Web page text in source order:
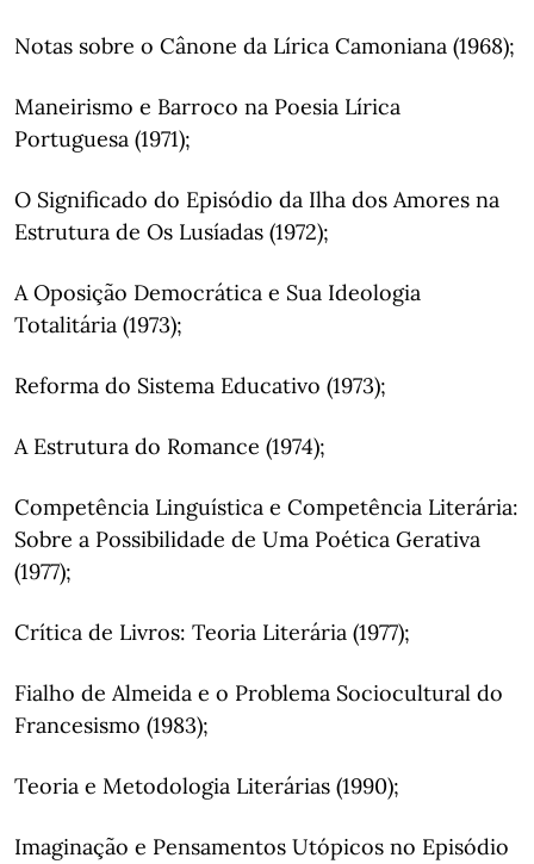
Notas sobre o Cânone da Lírica Camoniana (1968);
Maneirismo e Barroco na Poesia Lírica
Portuguesa (1971);
O Significado do Episódio da Ilha dos Amores na
Estrutura de Os Lusíadas (1972);
A Oposição Democrática e Sua Ideologia
Totalitária (1973);
Reforma do Sistema Educativo (1973);
A Estrutura do Romance (1974);
Competência Linguística e Competência Literária:
Sobre a Possibilidade de Uma Poética Gerativa
(1977);
Crítica de Livros: Teoria Literária (1977);
Fialho de Almeida e o Problema Sociocultural do
Francesismo (1983);
Teoria e Metodologia Literárias (1990);
Imaginação e Pensamentos Utópicos no Episódio